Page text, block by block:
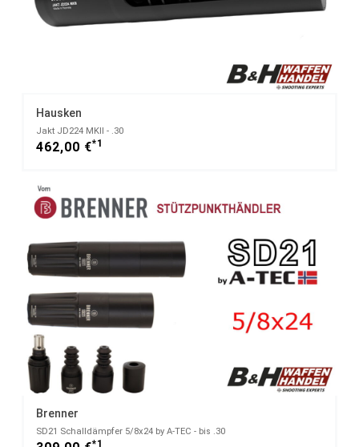
Hausken
Jakt JD224 MKII - .30
462,00 €*1
Brenner
SD21 Schalldämpfer 5/8x24 by A-TEC - bis .30
*1